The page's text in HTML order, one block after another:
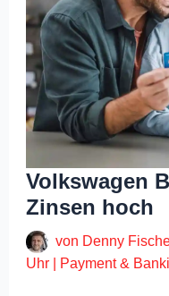
Volkswagen
Zinsen hoch
von Denny
Uhr
Payment &